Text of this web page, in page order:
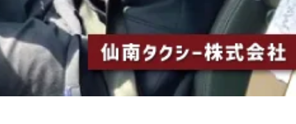
募集／ 経験・年齢・性別不問！ ど